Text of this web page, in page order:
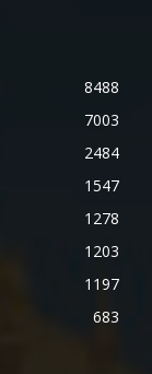
8488
7003
2484
1547
1278
1203
1197
683